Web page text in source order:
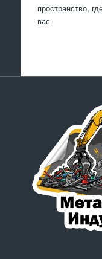
пространство,
вас.